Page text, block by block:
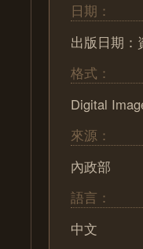
日期：
出版日期：
格式：
Digital
來源：
內政部
語言：
中文